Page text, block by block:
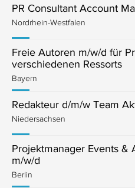
PR Consultant Account
Nordrhein-Westfalen
Freie Autoren m/w/d für
verschiedenen Ressorts
Bayern
Redakteur d/m/w Team
Niedersachsen
Projektmanager Events &
m/w/d
Berlin